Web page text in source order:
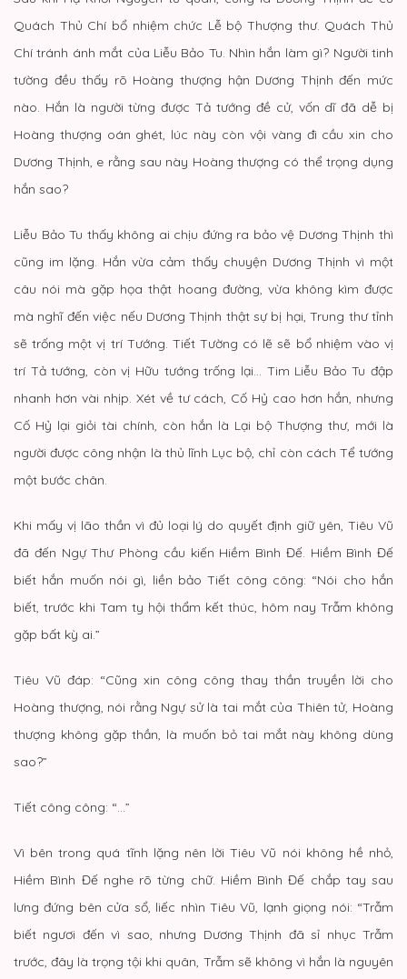
Quách Thủ Chí bổ nhiệm chức Lễ bộ Thượng thư. Quách Thủ
Chí tránh ánh mắt của Liễu Bảo Tu. Nhìn hắn làm gì? Người tinh
tường đều thấy rõ Hoàng thượng hận Dương Thịnh đến mức
nào. Hắn là người từng được Tả tướng đề cử, vốn dĩ đã dễ bị
Hoàng thượng oán ghét, lúc này còn vội vàng đi cầu xin cho
Dương Thịnh, e rằng sau này Hoàng thượng có thể trọng dụng
hắn sao?
Liễu Bảo Tu thấy không ai chịu đứng ra bảo vệ Dương Thịnh thì
cũng im lặng. Hắn vừa cảm thấy chuyện Dương Thịnh vì một
câu nói mà gặp họa thật hoang đường, vừa không kìm được
mà nghĩ đến việc nếu Dương Thịnh thật sự bị hại, Trung thư tỉnh
sẽ trống một vị trí Tướng. Tiết Tường có lẽ sẽ bổ nhiệm vào vị
trí Tả tướng, còn vị Hữu tướng trống lại… Tim Liễu Bảo Tu đập
nhanh hơn vài nhịp. Xét về tư cách, Cố Hỷ cao hơn hắn, nhưng
Cố Hỷ lại giỏi tài chính, còn hắn là Lại bộ Thượng thư, mới là
người được công nhận là thủ lĩnh Lục bộ, chỉ còn cách Tể tướng
một bước chân.
Khi mấy vị lão thần vì đủ loại lý do quyết định giữ yên, Tiêu Vũ
đã đến Ngự Thư Phòng cầu kiến Hiềm Bình Đế. Hiềm Bình Đế
biết hắn muốn nói gì, liền bảo Tiết công công: “Nói cho hắn
biết, trước khi Tam ty hội thẩm kết thúc, hôm nay Trẫm không
gặp bất kỳ ai.”
Tiêu Vũ đáp: “Cũng xin công công thay thần truyền lời cho
Hoàng thượng, nói rằng Ngự sử là tai mắt của Thiên tử, Hoàng
thượng không gặp thần, là muốn bỏ tai mắt này không dùng
sao?”
Tiết công công: “…”
Vì bên trong quá tĩnh lặng nên lời Tiêu Vũ nói không hề nhỏ,
Hiềm Bình Đế nghe rõ từng chữ. Hiềm Bình Đế chắp tay sau
lưng đứng bên cửa sổ, liếc nhìn Tiêu Vũ, lạnh giọng nói: “Trẫm
biết ngươi đến vì sao, nhưng Dương Thịnh đã sỉ nhục Trẫm
trước, đây là trọng tội khi quân, Trẫm sẽ không vì hắn là nguyên